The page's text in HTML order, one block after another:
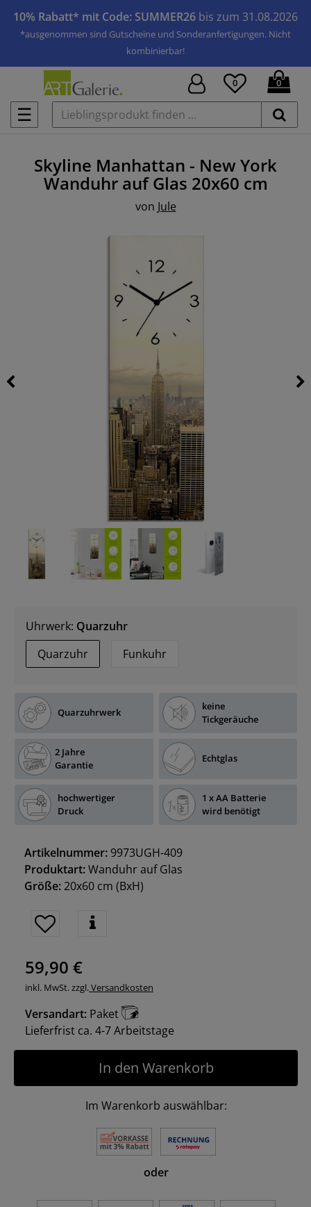
10% Rabatt* mit Code: SUMMER26 bis zum 31.08.2026
*ausgenommen sind Gutscheine und Sonderanfertigungen. Nicht
kombinierbar!
☰
0 0
Skyline Manhattan - New York
Wanduhr auf Glas 20x60 cm
von Jule
Uhrwerk: Quarzuhr
Quarzuhr
Funkuhr
Quarzuhrwerk
keine
Tickgeräuche
2 Jahre
Garantie
Echtglas
hochwertiger
Druck
1 x AA Batterie
wird benötigt
Artikelnummer: 9973UGH-409
Produktart:Wanduhr auf Glas
Größe:20x60 cm (BxH)
59,90 €
inkl. MwSt. zzgl. Versandkosten
Versandart: Paket
Lieferfrist ca. 4-7 Arbeitstage
In den Warenkorb
Im Warenkorb auswählbar:
oder